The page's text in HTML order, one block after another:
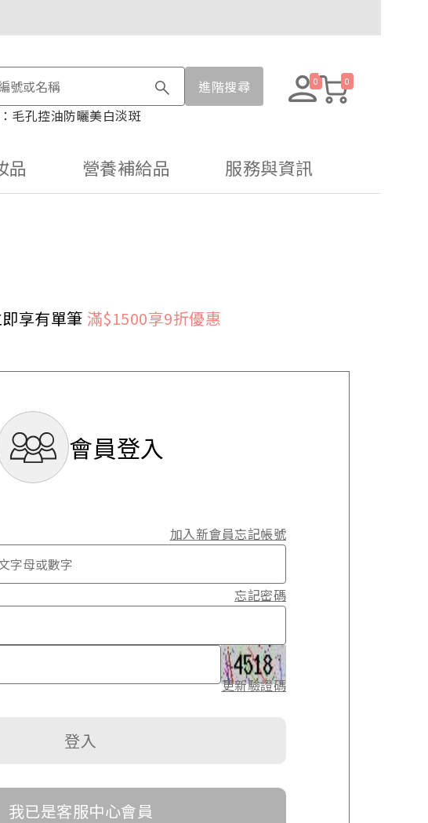
0 0
進階搜尋
毛孔控油防曬美白淡斑
品 營養補給品 服務與資訊
享有單筆 滿$1500享9折優惠
會員登入
加入新會員忘記帳號
忘記密碼
更新驗證碼
我已是客服中心會員